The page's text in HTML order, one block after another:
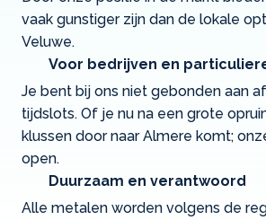
vaak gunstiger zijn dan de lokale
Veluwe.
Voor bedrijven en
Je bent bij ons niet gebonden aan
tijdslots. Of je nu na een grote
klussen door naar Almere komt;
open.
Duurzaam en verantwoord
Alle metalen worden volgens de